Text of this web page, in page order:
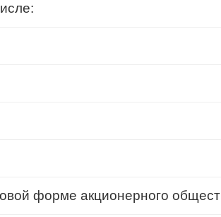
форме акционерного